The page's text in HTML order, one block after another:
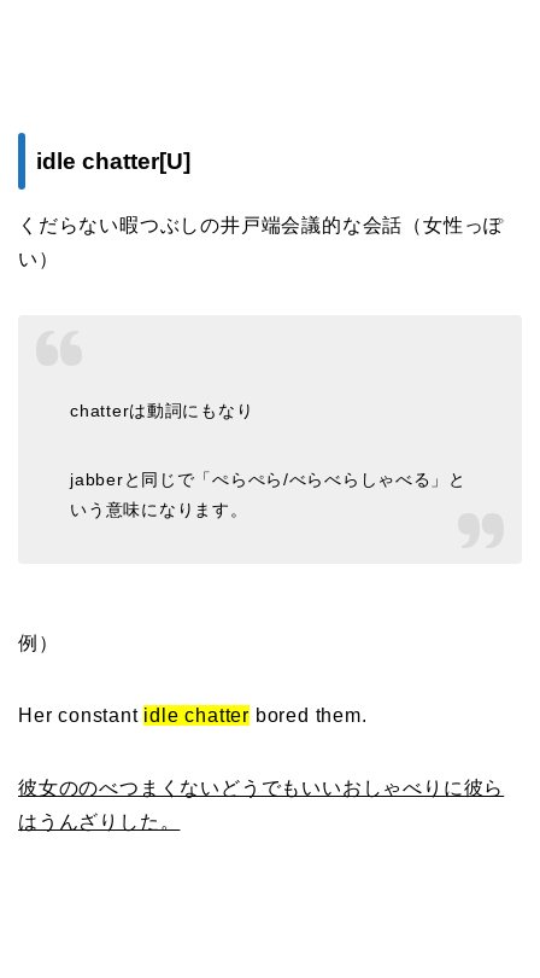
idle chatter[U]
くだらない暇つぶしの井戸端会議的な会話（女性っぽ
い）
chatterは動詞にもなり
jabberと同じで「ぺらぺら/べらべらしゃべる」と
いう意味になります。
例）
Her constant idle chatter bored them.
彼女ののべつまくないどうでもいいおしゃべりに彼ら
はうんざりした。